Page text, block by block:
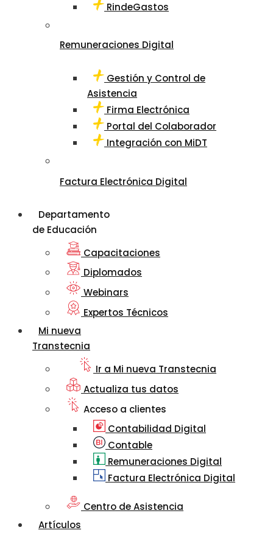
RindeGastos
Remuneraciones Digital
Gestión y Control de
Asistencia
Firma Electrónica
Portal del Colaborador
Integración con MiDT
Factura Electrónica Digital
Departamento
de Educación
Capacitaciones
Diplomados
Webinars
Expertos Técnicos
Mi nueva
Transtecnia
Ir a Mi nueva Transtecnia
Actualiza tus datos
Acceso a clientes
Contabilidad Digital
Contable
Remuneraciones Digital
Factura Electrónica Digital
Centro de Asistencia
Artículos